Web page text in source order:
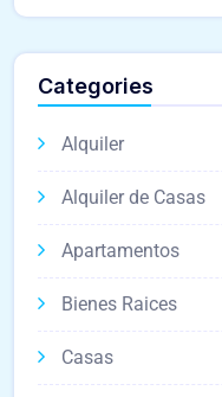
Categories
Alquiler
Alquiler de Casas
Apartamentos
Bienes Raices
Casas